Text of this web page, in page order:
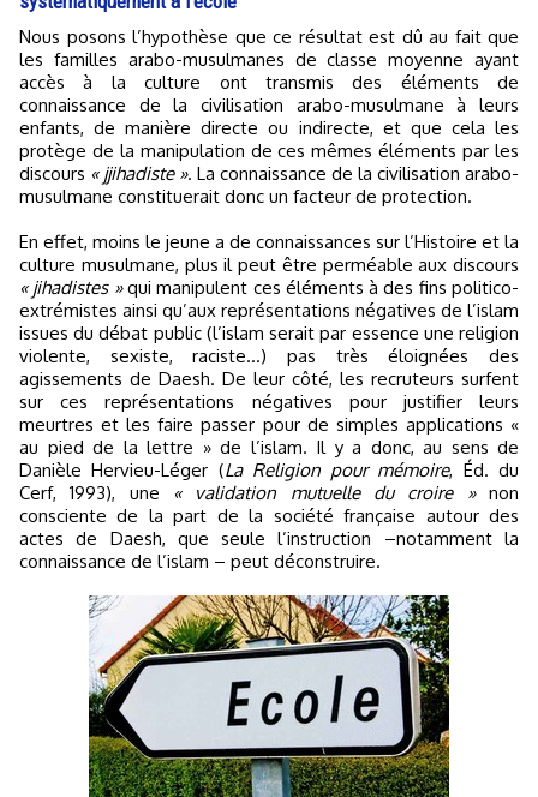
Nous posons l’hypothèse que ce résultat est dû au fait que
les familles arabo-musulmanes de classe moyenne ayant
accès à la culture ont transmis des éléments de
connaissance de la civilisation arabo-musulmane à leurs
enfants, de manière directe ou indirecte, et que cela les
protège de la manipulation de ces mêmes éléments par les
discours « jjihadiste ». La connaissance de la civilisation arabo-
musulmane constituerait donc un facteur de protection.
En effet, moins le jeune a de connaissances sur l’Histoire et la
culture musulmane, plus il peut être perméable aux discours
« jihadistes »qui manipulent ces éléments à des fins politico-
extrémistes ainsi qu’aux représentations négatives de l’islam
issues du débat public (l’islam serait par essence une religion
violente, sexiste, raciste...) pas très éloignées des
agissements de Daesh. De leur côté, les recruteurs surfent
sur ces représentations négatives pour justifier leurs
meurtres et les faire passer pour de simples applications «
au pied de la lettre » de l’islam. Il y a donc, au sens de
Danièle Hervieu-Léger (La Religion pour mémoire, Éd. du
Cerf, 1993), une
« validation mutuelle du croire »non
consciente de la part de la société française autour des
actes de Daesh, que seule l’instruction –notamment la
connaissance de l’islam – peut déconstruire.